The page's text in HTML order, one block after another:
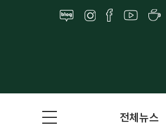
전체뉴스